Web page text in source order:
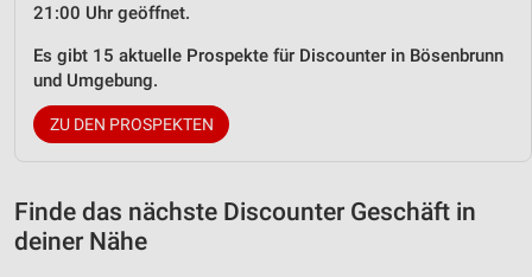
21:00 Uhr geöffnet.
Es gibt 15 aktuelle Prospekte für Discounter in Bösenbrunn
und Umgebung.
ZU DEN PROSPEKTEN
Finde das nächste Discounter Geschäft in
deiner Nähe